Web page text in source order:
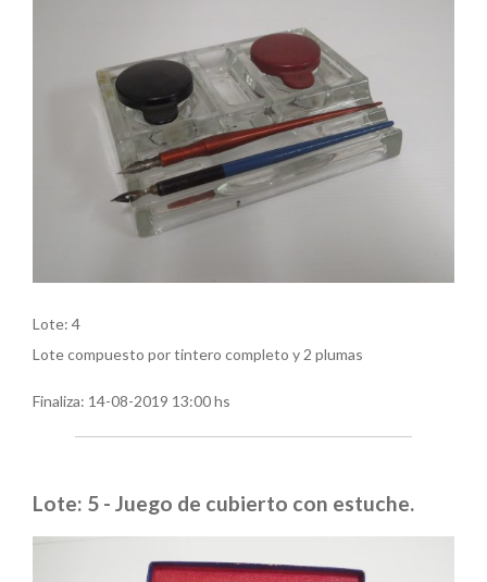
Lote: 4
Lote compuesto por tintero completo y 2 plumas
Finaliza: 14-08-2019 13:00 hs
Lote: 5 - Juego de cubierto con estuche.